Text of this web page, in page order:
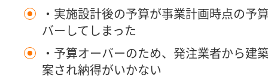
・実施設計後の予算が事業計画時点の予
バーしてしまった
・予算オーバーのため、発注業者から建
案され納得がいかない